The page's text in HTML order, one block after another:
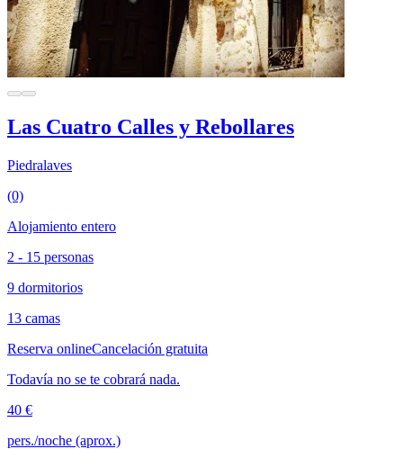
Las Cuatro Calles y Rebollares
Piedralaves
(0)
Alojamiento entero
2 - 15 personas
9 dormitorios
13 camas
Reserva onlineCancelación gratuita
Todavía no se te cobrará nada.
40 €
pers./noche (aprox.)